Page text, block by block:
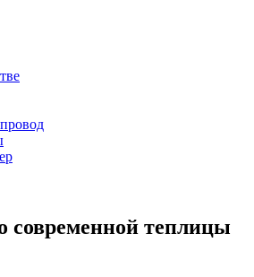
современной теплицы